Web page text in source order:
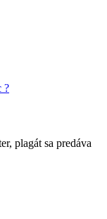
?
plagát sa predáva